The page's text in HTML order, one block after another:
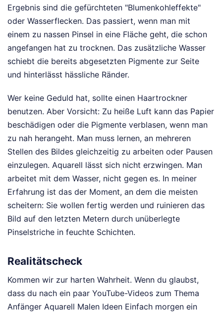
Ergebnis sind die gefürchteten "Blumenkohleffekte"
oder Wasserflecken. Das passiert, wenn man mit
einem zu nassen Pinsel in eine Fläche geht, die schon
angefangen hat zu trocknen. Das zusätzliche Wasser
schiebt die bereits abgesetzten Pigmente zur Seite
und hinterlässt hässliche Ränder.
Wer keine Geduld hat, sollte einen Haartrockner
benutzen. Aber Vorsicht: Zu heiße Luft kann das Papier
beschädigen oder die Pigmente verblasen, wenn man
zu nah herangeht. Man muss lernen, an mehreren
Stellen des Bildes gleichzeitig zu arbeiten oder Pausen
einzulegen. Aquarell lässt sich nicht erzwingen. Man
arbeitet mit dem Wasser, nicht gegen es. In meiner
Erfahrung ist das der Moment, an dem die meisten
scheitern: Sie wollen fertig werden und ruinieren das
Bild auf den letzten Metern durch unüberlegte
Pinselstriche in feuchte Schichten.
Realitätscheck
Kommen wir zur harten Wahrheit. Wenn du glaubst,
dass du nach ein paar YouTube-Videos zum Thema
Anfänger Aquarell Malen Ideen Einfach morgen ein